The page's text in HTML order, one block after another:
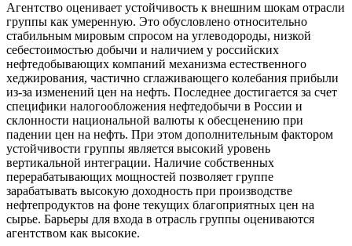
Агентство оценивает устойчивость к внешним шокам отрасли
группы как умеренную. Это обусловлено относительно
стабильным мировым спросом на углеводороды, низкой
себестоимостью добычи и наличием у российских
нефтедобывающих компаний механизма естественного
хеджирования, частично сглаживающего колебания прибыли
из-за изменений цен на нефть. Последнее достигается за счет
специфики налогообложения нефтедобычи в России и
склонности национальной валюты к обесценению при
падении цен на нефть. При этом дополнительным фактором
устойчивости группы является высокий уровень
вертикальной интеграции. Наличие собственных
перерабатывающих мощностей позволяет группе
зарабатывать высокую доходность при производстве
нефтепродуктов на фоне текущих благоприятных цен на
сырье. Барьеры для входа в отрасль группы оцениваются
агентством как высокие.